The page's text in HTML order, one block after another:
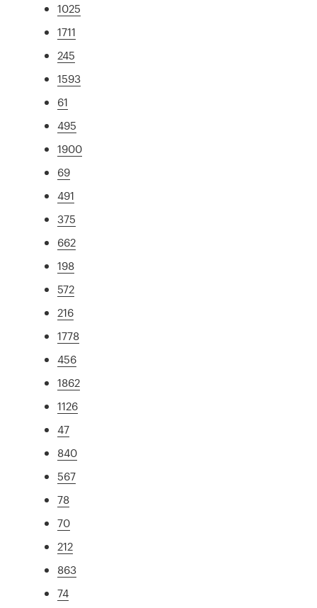
1025
1711
245
1593
61
495
1900
69
491
375
662
198
572
216
1778
456
1862
1126
47
840
567
78
70
212
863
74